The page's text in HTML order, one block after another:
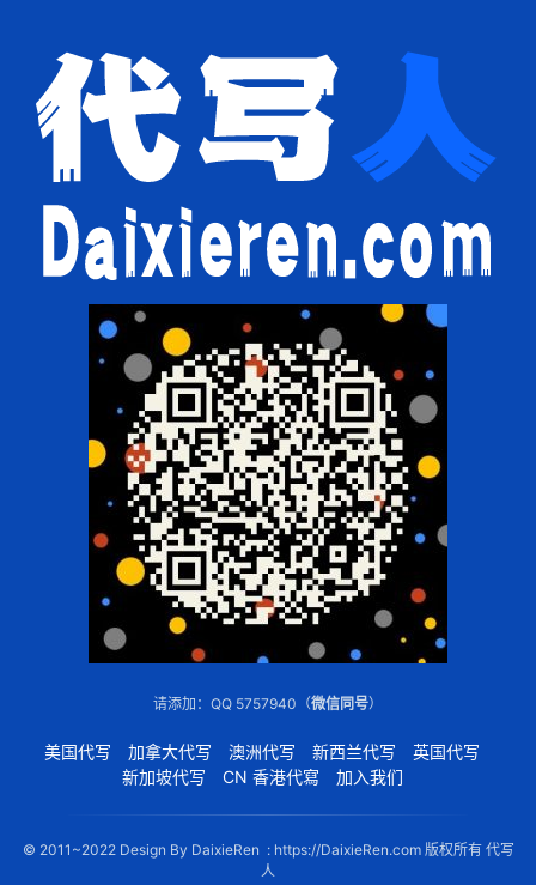
请添加：QQ 5757940（微信同号）
美国代写 加拿大代写 澳洲代写 新西兰代写
英国代写
新加坡代写
CN 香港代寫 加入我们
© 2011~2022 Design By DaixieRen : https://DaixieRen.com 版权所有 代写
人